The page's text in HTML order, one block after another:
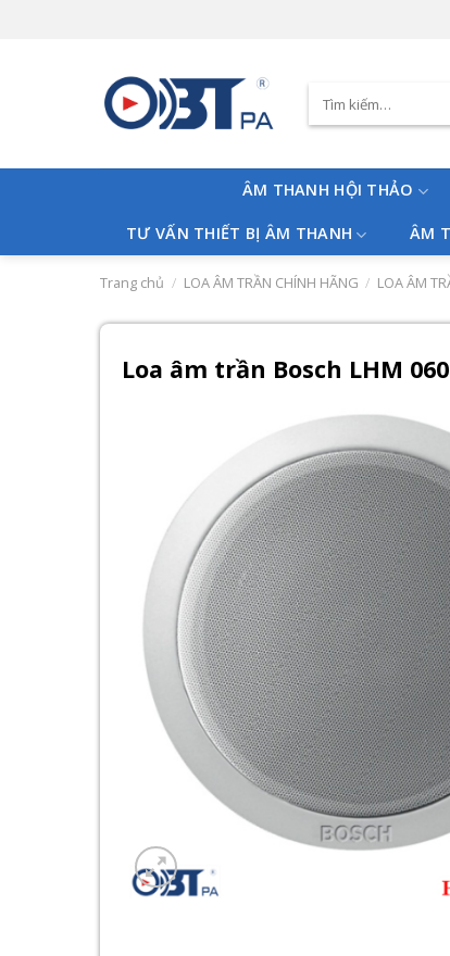
Tìm
kiếm:
ÂM THANH HỘI THẢO
TƯ VẤN THIẾT BỊ ÂM THANH ÂM
Trang chủ / LOA ÂM TRẦN CHÍNH HÃNG / LOA ÂM
Loa âm trần Bosch LHM